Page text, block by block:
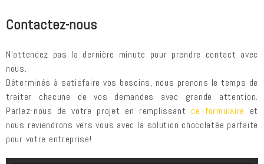
Contactez-nous
N'attendez pas la dernière minute pour prendre contact avec
nous.
Déterminés à satisfaire vos besoins, nous prenons le temps de
traiter chacune de vos demandes avec grande attention.
Parlez-nous de votre projet en remplissant ce formulaire et
nous reviendrons vers vous avec la solution chocolatée parfaite
pour votre entreprise!